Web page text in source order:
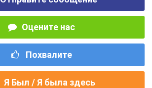
Оцените нас
Похвалите
Я Был / Я была здесь